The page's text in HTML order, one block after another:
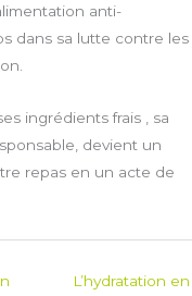
anti-
dans sa lutte contre les
ingrédients frais , sa
devient un
repas en un acte de
L’hydratation en